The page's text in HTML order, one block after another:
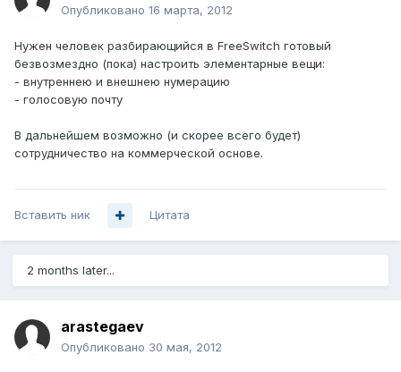
Опубликовано 16 марта, 2012
Нужен человек разбирающийся в FreeSwitch готовый
безвозмездно (пока) настроить элементарные вещи:
- внутреннею и внешнею нумерацию
- голосовую почту
В дальнейшем возможно (и скорее всего будет)
сотрудничество на коммерческой основе.
Вставить ник Цитата
2 months later...
arastegaev
Опубликовано 30 мая, 2012